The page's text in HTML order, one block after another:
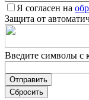
Я согласен на
Защита от
Введите символы с